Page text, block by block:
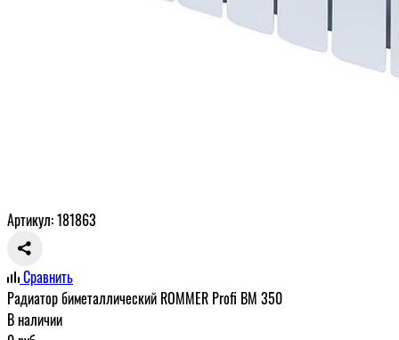
Артикул: 181863
Сравнить
Радиатор биметаллический ROMMER Profi BM 350
В наличии